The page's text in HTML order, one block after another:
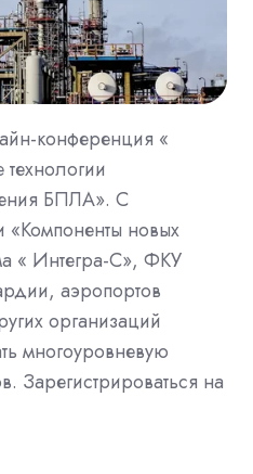
конференция «
БПЛА». С
«Компоненты новых
« Интегра-С», ФКУ
аэропортов
организаций
многоуровневую
Зарегистрироваться на